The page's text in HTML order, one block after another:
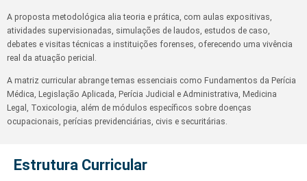
A proposta metodológica alia teoria e prática, com aulas expositivas,
atividades supervisionadas, simulações de laudos, estudos de caso,
debates e visitas técnicas a instituições forenses, oferecendo uma vivência
real da atuação pericial.
A matriz curricular abrange temas essenciais como Fundamentos da Perícia
Médica, Legislação Aplicada, Perícia Judicial e Administrativa, Medicina
Legal, Toxicologia, além de módulos específicos sobre doenças
ocupacionais, perícias previdenciárias, civis e securitárias.
Estrutura Curricular